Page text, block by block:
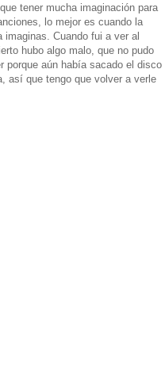
tener mucha imaginación para
lo mejor es cuando la
Cuando fui a ver al
hubo algo malo, que no pudo
porque aún había sacado el disco
así que tengo que volver a verle